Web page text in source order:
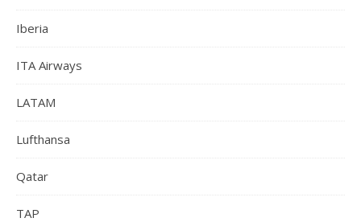
Iberia
ITA Airways
LATAM
Lufthansa
Qatar
TAP